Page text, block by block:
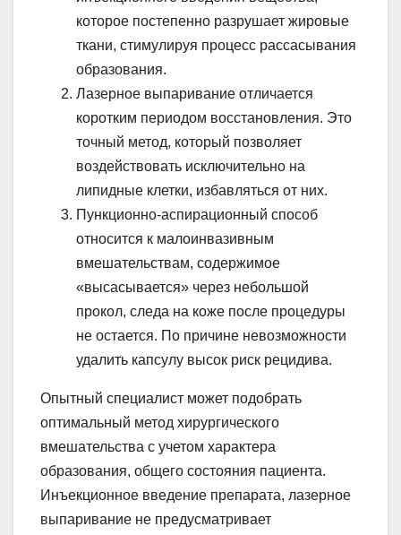
которое постепенно разрушает жировые
ткани, стимулируя процесс рассасывания
образования.
Лазерное выпаривание отличается
коротким периодом восстановления. Это
точный метод, который позволяет
воздействовать исключительно на
липидные клетки, избавляться от них.
Пункционно-аспирационный способ
относится к малоинвазивным
вмешательствам, содержимое
«высасывается» через небольшой
прокол, следа на коже после процедуры
не остается. По причине невозможности
удалить капсулу высок риск рецидива.
Опытный специалист может подобрать
оптимальный метод хирургического
вмешательства с учетом характера
образования, общего состояния пациента.
Инъекционное введение препарата, лазерное
выпаривание не предусматривает